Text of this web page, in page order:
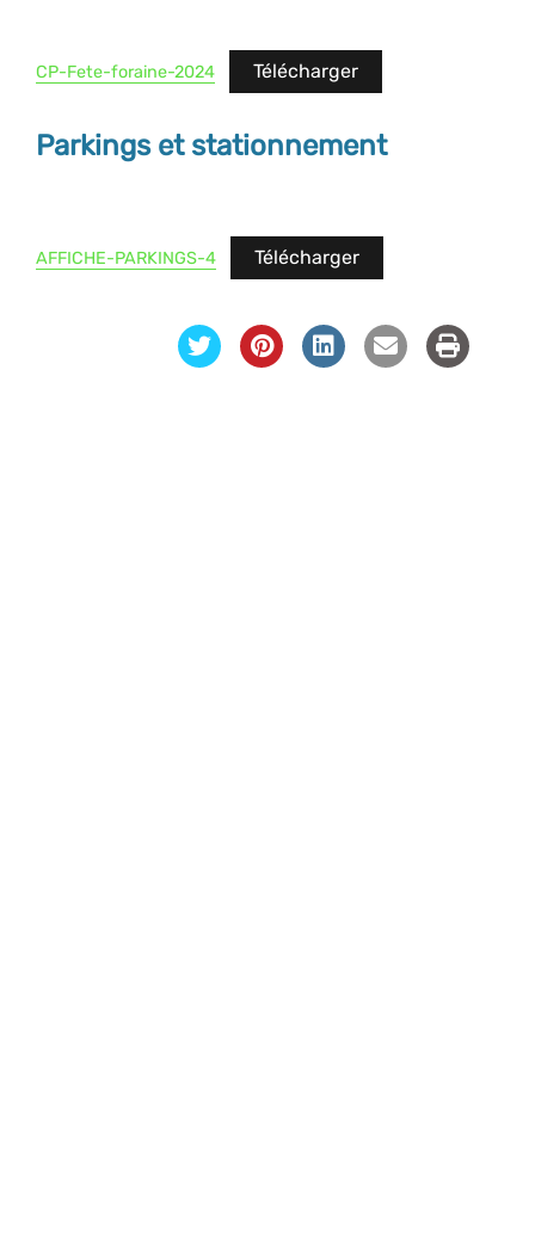
CP-Fete-foraine-2024 Télécharger
Parkings et stationnement
AFFICHE-PARKINGS-4 Télécharger